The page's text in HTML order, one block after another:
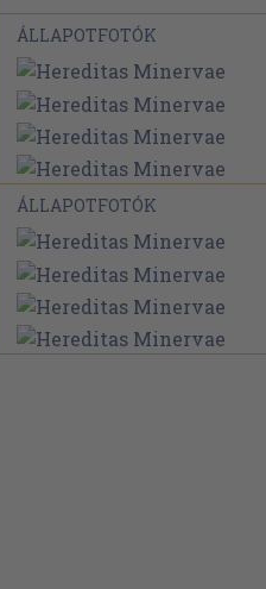
ÁLLAPOTFOTÓK
ÁLLAPOTFOTÓK